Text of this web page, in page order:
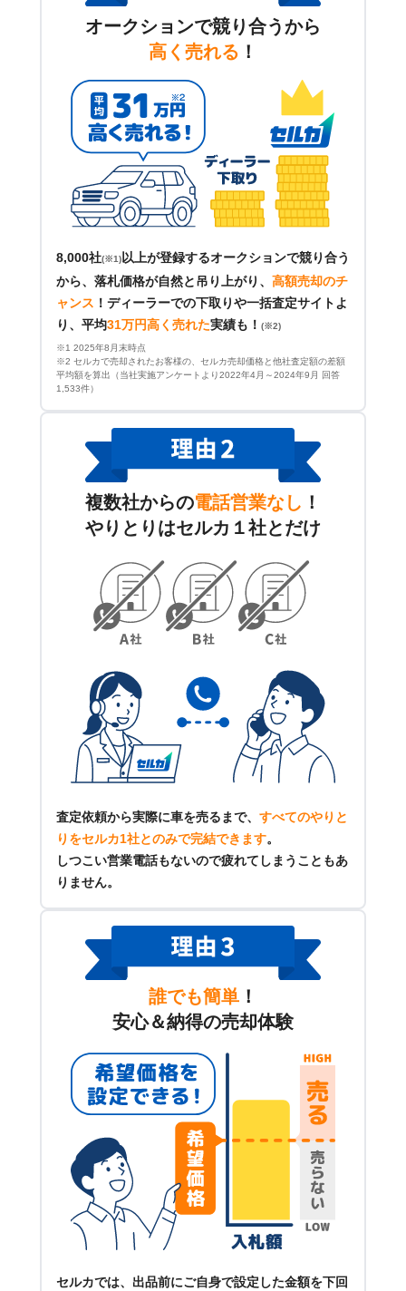
オークションで競り合うから
高く売れる ！
8,000社(※1)以上が登録するオークションで競り合う
から、落札価格が自然と吊り上がり、 高額売却のチ
ャンス ！ ディーラーでの下取りや一括査定サイトよ
り、平均31万円高く売れた実績も！ (※2)
※1 2025年8月末時点
※2 セルカで売却されたお客様の、セルカ売却価格と他社査定額の差額
平均額を算出（当社実施アンケートより2022年4月～2024年9月 回答
1,533件）
複数社からの電話営業なし ！
やりとりはセルカ１社とだけ
査定依頼から実際に車を売るまで、 すべてのやりと
りをセルカ1社とのみで完結できます。
しつこい営業電話もないので疲れてしまうこともあ
りません。
誰でも簡単 ！
安心＆納得の売却体験
セルカでは、出品前にご自身で設定した金額を下回